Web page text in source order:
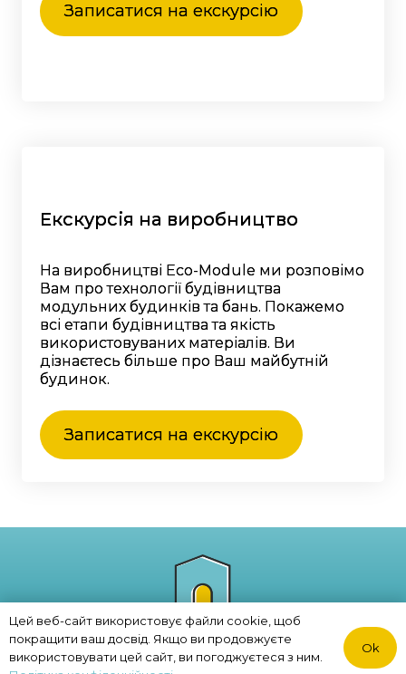
Записатися на екскурсію
Екскурсія на виробництво
На виробництві Eco-Module ми розповімо
Вам про технології будівництва
модульних будинків та бань. Покажемо
всі етапи будівництва та якість
використовуваних матеріалів. Ви
дізнаєтесь більше про Ваш майбутній
будинок.
Записатися на екскурсію
Політика конфіденційності
Цей веб-сайт використовує файли cookie, щоб
покращити ваш досвід. Якщо ви продовжуєте
використовувати цей сайт, ви погоджуєтеся з ним.
Ok